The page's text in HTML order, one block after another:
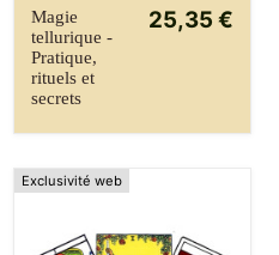
Magie
tellurique -
Pratique,
rituels et
secrets
25,35 €
Exclusivité web